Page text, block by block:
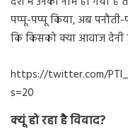
पप्पू-पप्पू किया, अब
कि किसको क्या आवाज देनी
https://twitter.com/
s=20
क्यूं हो रहा है विवाद?